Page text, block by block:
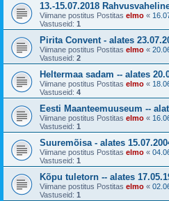
13.-15.07.2018
Viimane postitus Postitas elmo «
Vastuseid: 1
Pirita Convent - alates
Viimane postitus Postitas elmo «
Vastuseid: 2
Heltermaa sadam -- alates
Viimane postitus Postitas elmo «
Vastuseid: 4
Eesti Maanteemuuseum --
Viimane postitus Postitas elmo «
Vastuseid: 1
Suuremõisa - alates
Viimane postitus Postitas elmo «
Vastuseid: 1
Kõpu tuletorn -- alates
Viimane postitus Postitas elmo «
Vastuseid: 1